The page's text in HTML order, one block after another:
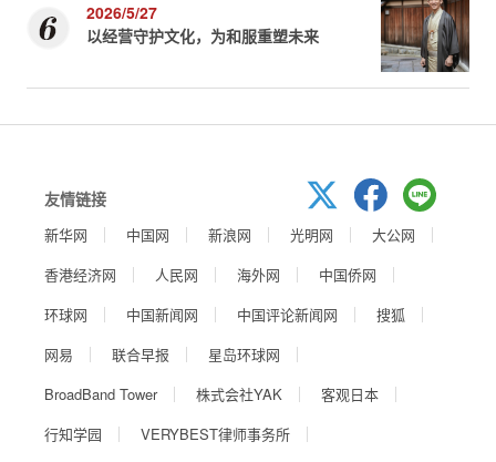
2026/5/27
以经营守护文化，为和服重塑未来
友情链接
新华网 中国网 新浪网 光明网
大公网
香港经济网
人民网 海外网
中国侨网
环球网
中国新闻网 中国评论新闻网
搜狐
网易
联合早报
星岛环球网
BroadBand Tower
株式会社YAK
客观日本
行知学园
VERYBEST律师事务所